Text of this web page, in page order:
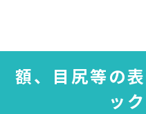
額、目尻等の
ッ